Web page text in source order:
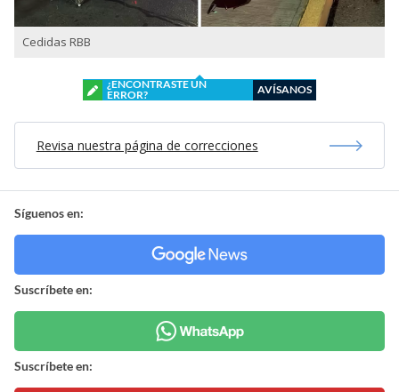
Cedidas RBB
¿ENCONTRASTE UN
ERROR?
AVÍSANOS
Revisa nuestra página de correcciones
Síguenos en:
Suscríbete en:
Suscríbete en: